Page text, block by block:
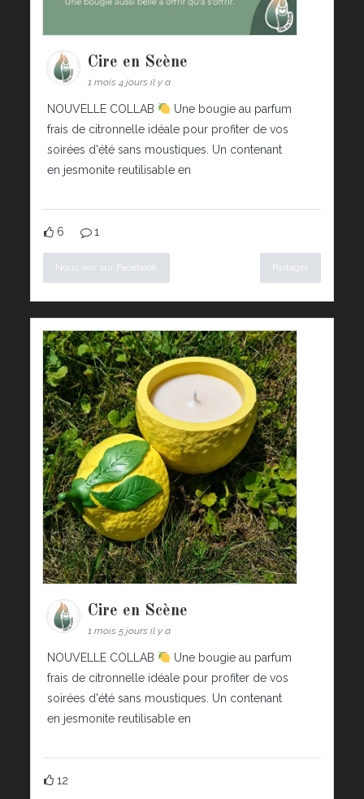
Cire en Scène
1 mois 4 jours il y a
NOUVELLE COLLAB
Une bougie au parfum
frais de citronnelle idéale pour profiter de vos
soirées d'été sans moustiques. Un contenant
en jesmonite reutilisable en
6 1
Nous voir sur Facebook Partager
Cire en Scène
1 mois 5 jours il y a
NOUVELLE COLLAB
Une bougie au parfum
frais de citronnelle idéale pour profiter de vos
soirées d'été sans moustiques. Un contenant
en jesmonite reutilisable en
12